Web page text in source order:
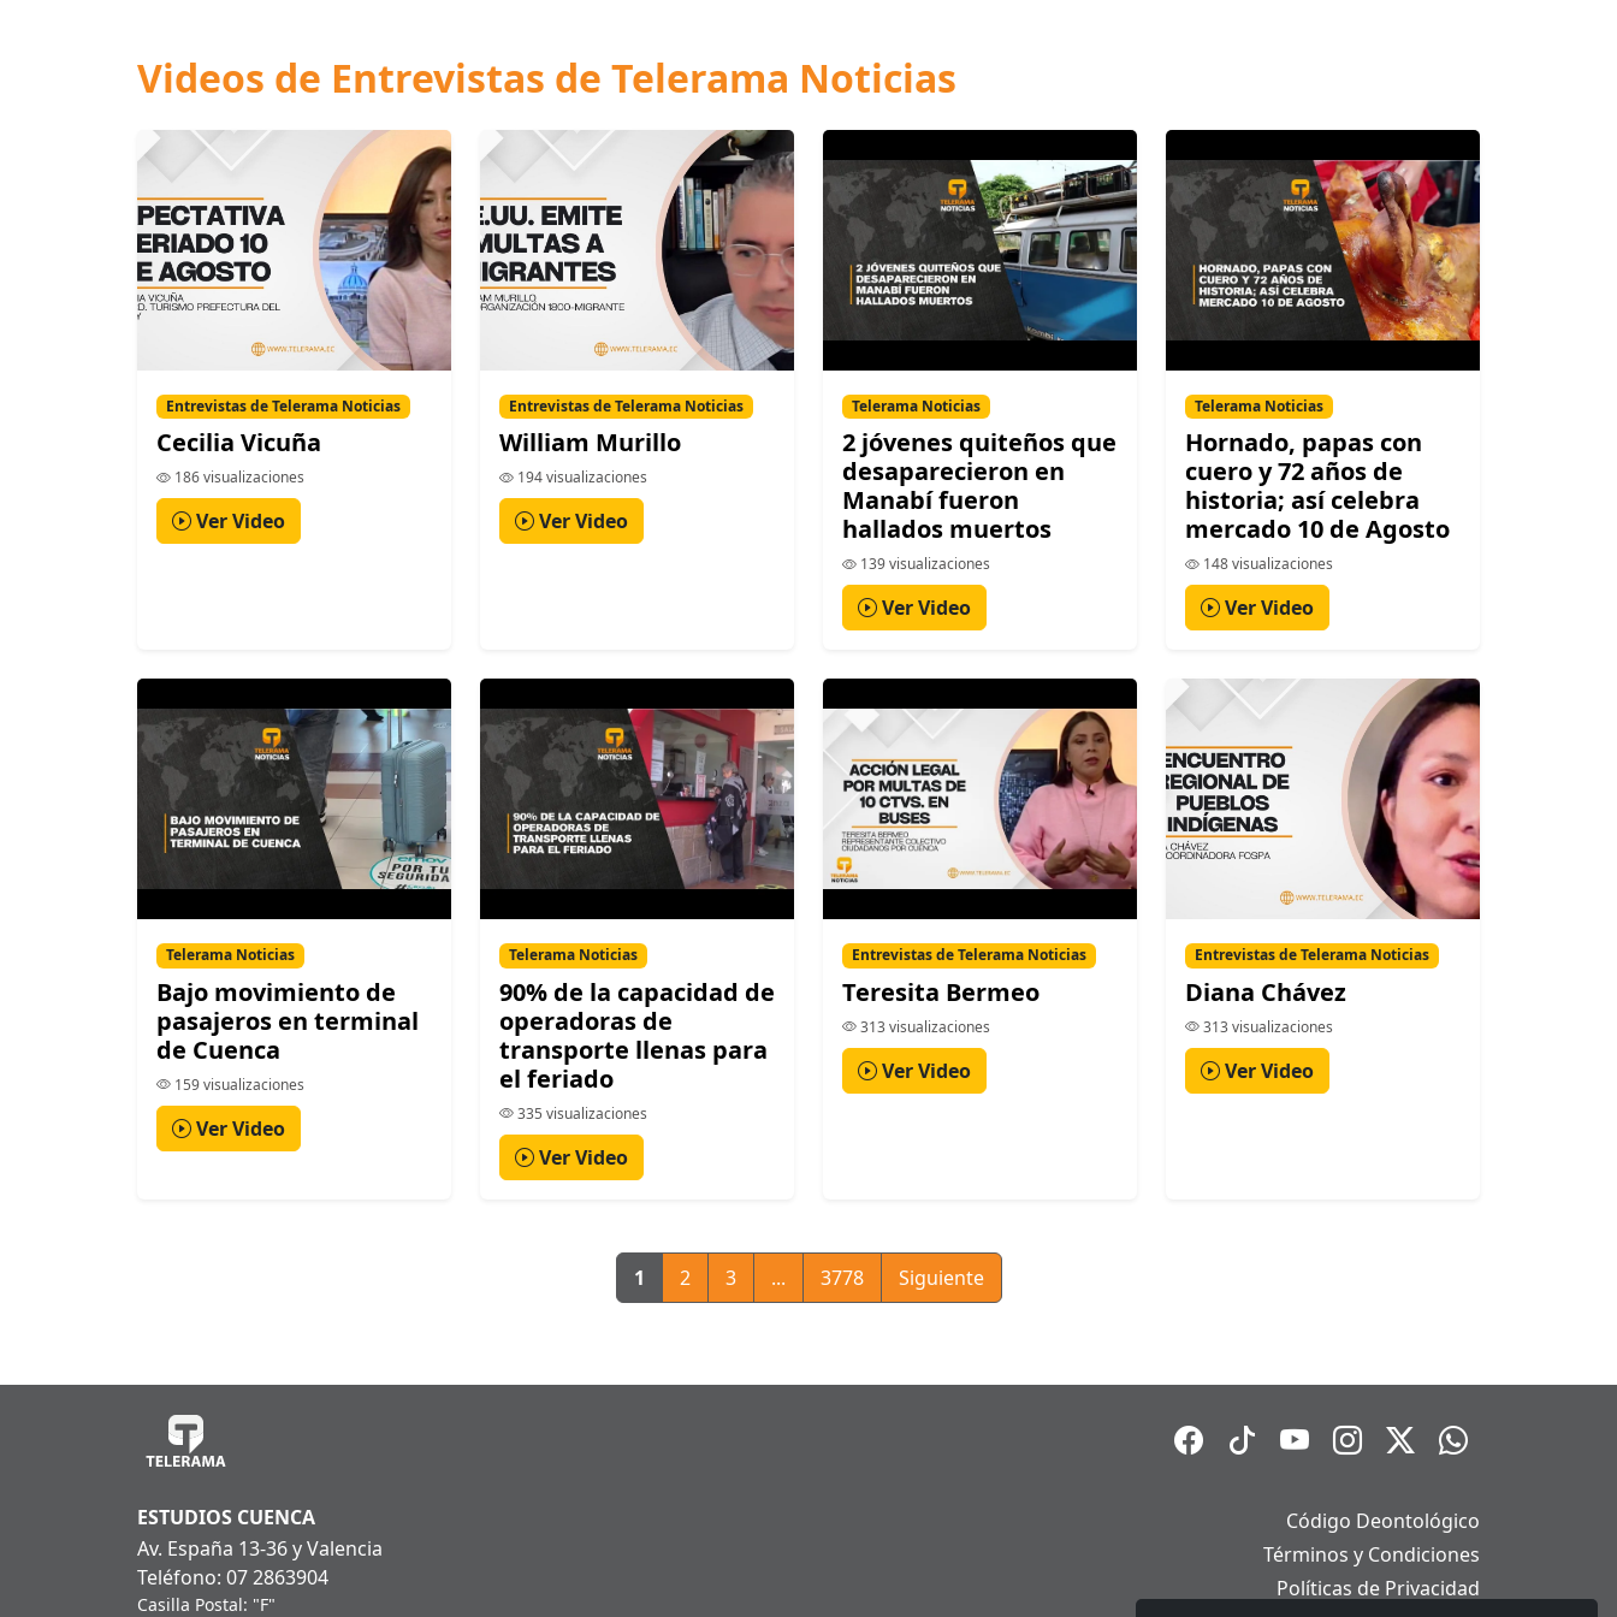
Videos de Entrevistas de Telerama Noticias
Entrevistas de Telerama Noticias
Cecilia Vicuña
186 visualizaciones
Ver Video
Entrevistas de Telerama Noticias
William Murillo
194 visualizaciones
Ver Video
Telerama Noticias
2 jóvenes quiteños que
desaparecieron en
Manabí fueron
hallados muertos
139 visualizaciones
Ver Video
Telerama Noticias
Hornado, papas con
cuero y 72 años de
historia; así celebra
mercado 10 de Agosto
148 visualizaciones
Ver Video
Telerama Noticias
Bajo movimiento de
pasajeros en terminal
de Cuenca
159 visualizaciones
Ver Video
Telerama Noticias
90% de la capacidad de
operadoras de
transporte llenas para
el feriado
335 visualizaciones
Ver Video
Entrevistas de Telerama Noticias
Teresita Bermeo
313 visualizaciones
Ver Video
Entrevistas de Telerama Noticias
Diana Chávez
313 visualizaciones
Ver Video
1 2 3 ... 3778 Siguiente
ESTUDIOS CUENCA
Av. España 13-36 y Valencia
Teléfono: 07 2863904
Casilla Postal: "F"
Código Deontológico
Términos y Condiciones
Políticas de Privacidad